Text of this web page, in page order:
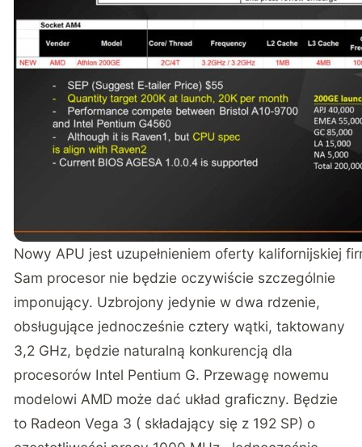
Nowy APU jest uzupełnieniem oferty kalifornijskiej
Sam procesor nie będzie oczywiście szczególnie
imponujący. Uzbrojony jedynie w dwa rdzenie,
obsługujące jednocześnie cztery wątki, taktowany
3,2 GHz, będzie naturalną konkurencją dla
procesorów Intel Pentium G. Przewagę nowemu
modelowi AMD może dać układ graficzny. Będzie
to Radeon Vega 3 ( składający się z 192 SP) o